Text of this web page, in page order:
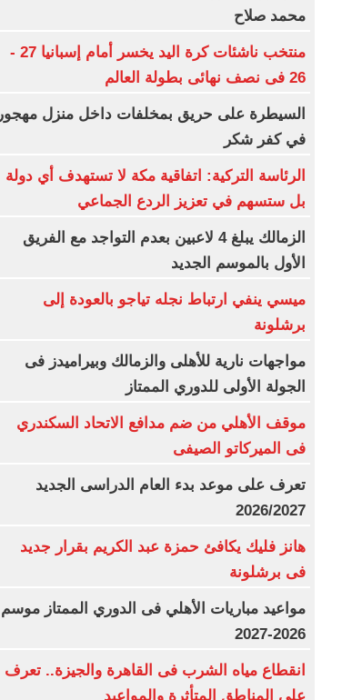
محمد صلاح
منتخب ناشئات كرة اليد يخسر أمام إسبانيا 27 -
26 فى نصف نهائى بطولة العالم
السيطرة على حريق بمخلفات داخل منزل مهجور
في كفر شكر
الرئاسة التركية: اتفاقية مكة لا تستهدف أي دولة
بل ستسهم في تعزيز الردع الجماعي
الزمالك يبلغ 4 لاعبين بعدم التواجد مع الفريق
الأول بالموسم الجديد
ميسي ينفي ارتباط نجله تياجو بالعودة إلى
برشلونة
مواجهات نارية للأهلى والزمالك وبيراميدز فى
الجولة الأولى للدوري الممتاز
موقف الأهلي من ضم مدافع الاتحاد السكندري
فى الميركاتو الصيفى
تعرف على موعد بدء العام الدراسى الجديد
2026/2027
هانز فليك يكافئ حمزة عبد الكريم بقرار جديد
فى برشلونة
مواعيد مباريات الأهلي فى الدوري الممتاز موسم
2026-2027
انقطاع مياه الشرب فى القاهرة والجيزة.. تعرف
على المناطق المتأثرة والمواعيد